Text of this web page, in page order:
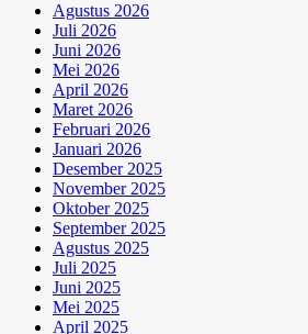
Agustus 2026
Juli 2026
Juni 2026
Mei 2026
April 2026
Maret 2026
Februari 2026
Januari 2026
Desember 2025
November 2025
Oktober 2025
September 2025
Agustus 2025
Juli 2025
Juni 2025
Mei 2025
April 2025